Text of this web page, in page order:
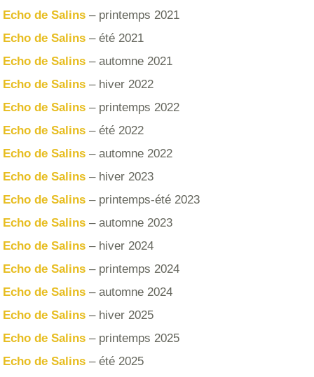
Echo de Salins – printemps 2021
Echo de Salins – été 2021
Echo de Salins – automne 2021
Echo de Salins – hiver 2022
Echo de Salins – printemps 2022
Echo de Salins – été 2022
Echo de Salins – automne 2022
Echo de Salins – hiver 2023
Echo de Salins – printemps-été 2023
Echo de Salins – automne 2023
Echo de Salins – hiver 2024
Echo de Salins – printemps 2024
Echo de Salins – automne 2024
Echo de Salins – hiver 2025
Echo de Salins – printemps 2025
Echo de Salins – été 2025